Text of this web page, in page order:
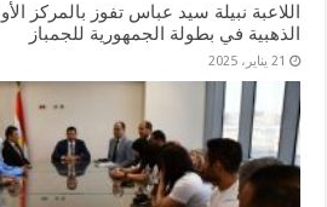
اللاعبة نبيلة سيد عباس تفوز بالمركز
الذهبية في بطولة الجمهورية للجمباز
21 يناير، 2025